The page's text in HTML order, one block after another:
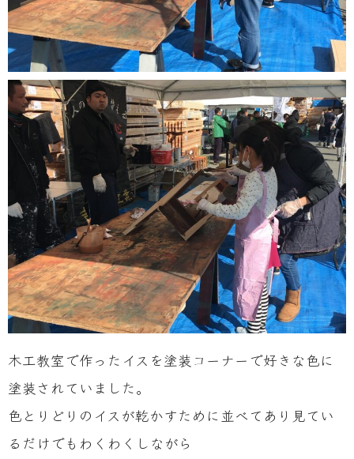
木工教室で作ったイスを塗装コーナーで好きな色に
塗装されていました。
色とりどりのイスが乾かすために並べてあり見てい
るだけでもわくわくしながら